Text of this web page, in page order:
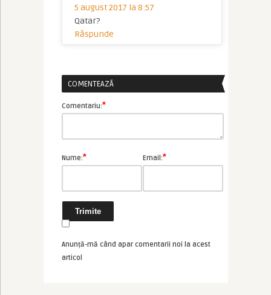
5 august 2017 la 8:57
Qatar?
Răspunde
COMENTEAZĂ
Comentariu:*
Nume:* Email:*
Anunță-mă când apar comentarii noi la acest
articol